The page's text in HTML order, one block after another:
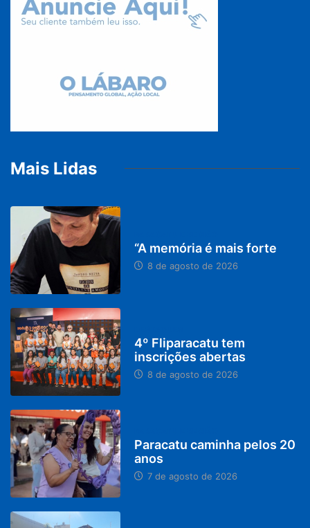
Mais Lidas
“A memória é mais forte
8 de agosto de 2026
4º Fliparacatu tem
inscrições abertas
8 de agosto de 2026
Paracatu caminha pelos 20
anos
7 de agosto de 2026